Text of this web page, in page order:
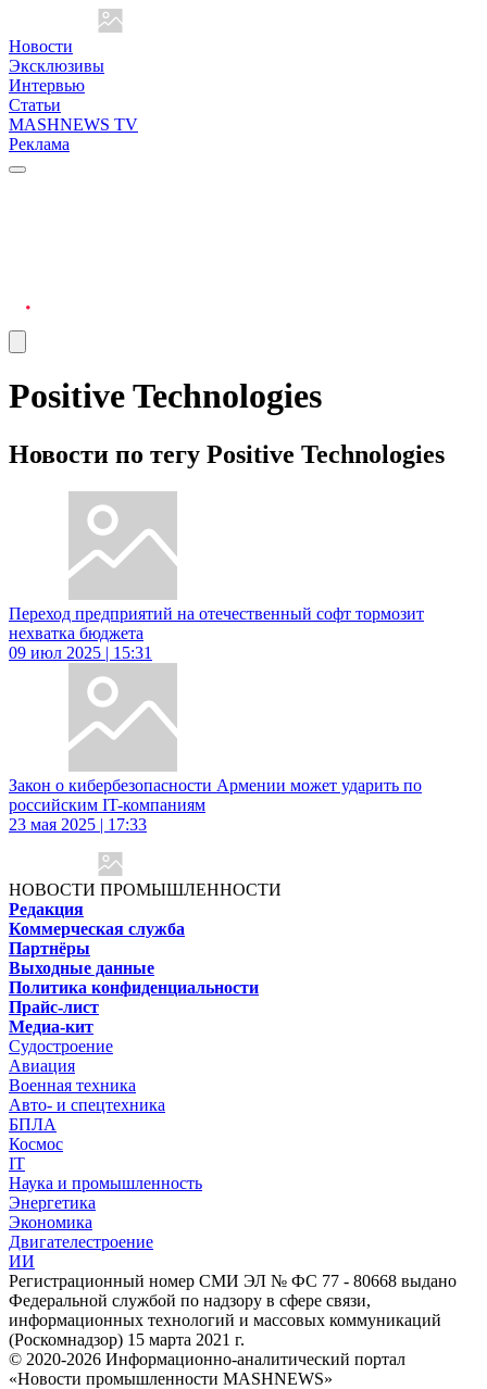
Новости
Эксклюзивы
Интервью
Статьи
MASHNEWS TV
Реклама
Positive Technologies
Новости по тегу Positive Technologies
Переход предприятий на отечественный софт тормозит
нехватка бюджета
09 июл 2025 | 15:31
Закон о кибербезопасности Армении может ударить по
российским IT-компаниям
23 мая 2025 | 17:33
НОВОСТИ ПРОМЫШЛЕННОСТИ
Редакция
Коммерческая служба
Партнёры
Выходные данные
Политика конфиденциальности
Прайс-лист
Медиа-кит
Судостроение
Авиация
Военная техника
Авто- и спецтехника
БПЛА
Космос
IT
Наука и промышленность
Энергетика
Экономика
Двигателестроение
ИИ
Регистрационный номер СМИ ЭЛ № ФС 77 - 80668 выдано
Федеральной службой по надзору в сфере связи,
информационных технологий и массовых коммуникаций
(Роскомнадзор) 15 марта 2021 г.
© 2020-2026 Информационно-аналитический портал
«Новости промышленности MASHNEWS»